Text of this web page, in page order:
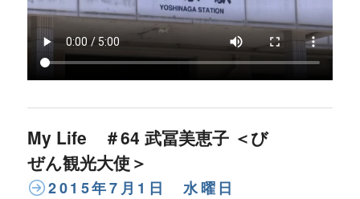
My Life ＃64 武冨美恵子 ＜び
ぜん観光大使＞
2015年7月1日 水曜日